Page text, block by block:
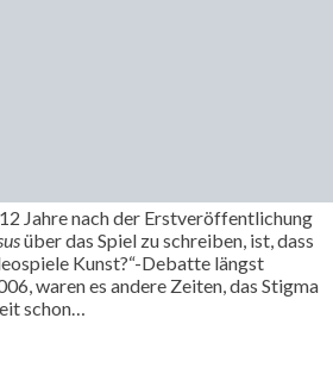
Jahre nach der Erstveröffentlichung
über das Spiel zu schreiben, ist, dass
Kunst?“-Debatte längst
waren es andere Zeiten, das Stigma
schon…